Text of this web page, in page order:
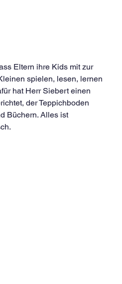
Eltern ihre Kids mit zur
spielen, lesen, lernen
hat Herr Siebert einen
der Teppichboden
Büchern. Alles ist